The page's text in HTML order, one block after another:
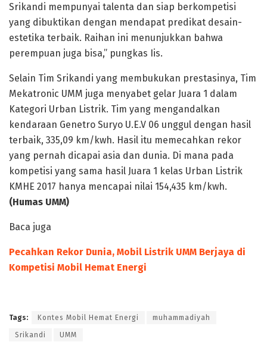
Srikandi mempunyai talenta dan siap berkompetisi
yang dibuktikan dengan mendapat predikat desain-
estetika terbaik. Raihan ini menunjukkan bahwa
perempuan juga bisa,” pungkas Iis.
Selain Tim Srikandi yang membukukan prestasinya, Tim
Mekatronic UMM juga menyabet gelar Juara 1 dalam
Kategori Urban Listrik. Tim yang mengandalkan
kendaraan Genetro Suryo U.E.V 06 unggul dengan hasil
terbaik, 335,09 km/kwh. Hasil itu memecahkan rekor
yang pernah dicapai asia dan dunia. Di mana pada
kompetisi yang sama hasil Juara 1 kelas Urban Listrik
KMHE 2017 hanya mencapai nilai 154,435 km/kwh.
(Humas UMM)
Baca juga
Pecahkan Rekor Dunia, Mobil Listrik UMM Berjaya di
Kompetisi Mobil Hemat Energi
Tags: Kontes Mobil Hemat Energi muhammadiyah
Srikandi UMM